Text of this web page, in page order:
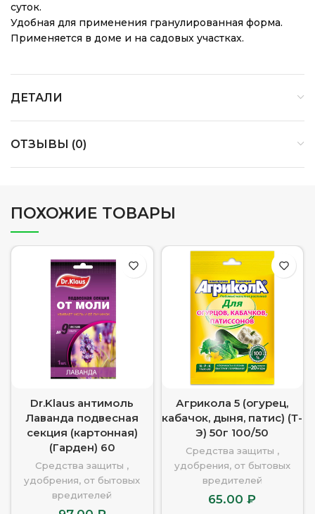
суток.
Удобная для применения гранулированная форма.
Применяется в доме и на садовых участках.
ДЕТАЛИ
ОТЗЫВЫ (0)
ПОХОЖИЕ ТОВАРЫ
Dr.Klaus антимоль
Лаванда подвесная
секция (картонная)
(Гарден) 60
Средства защиты ,
удобрения, от бытовых
вредителей
Агрикола 5 (огурец,
кабачок, дыня, патис) (Т-
Э) 50г 100/50
Средства защиты ,
удобрения, от бытовых
вредителей
65.00₽